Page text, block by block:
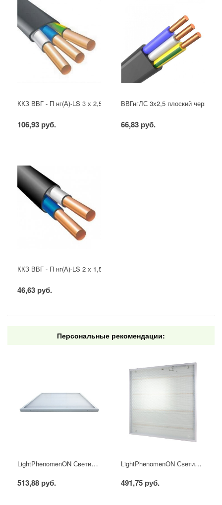
ККЗ ВВГ - П нг(А)-LS 3 х 2,5 ГОСТ
106,93 руб.
ВВГнгЛС 3x2,5 плоский черный
66,83 руб.
ККЗ ВВГ - П нг(А)-LS 2 х 1,5 ГОСТ
46,63 руб.
Персональные рекомендации:
LightPhenomenON Светильник светодиодный универсальный LT-UTP-10-IP20-36W-4000K LED со встроенным драйвером
513,88 руб.
LightPhenomenON Светильник светодиодный универсальный LT-UTP-11R-IP20-36W-6500K LED со встроенным драйвером
491,75 руб.